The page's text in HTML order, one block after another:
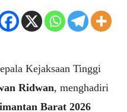
Kejaksaan Tinggi
Ridwan, menghadiri
Barat 2026